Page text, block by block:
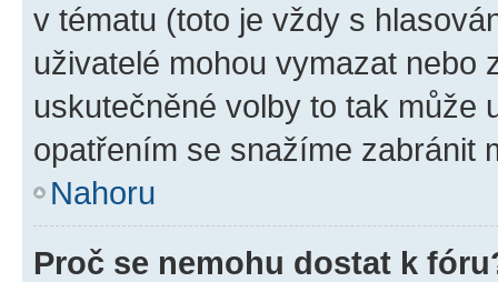
v tématu (toto je vždy s
uživatelé mohou vymazat nebo
uskutečněné volby to tak může
opatřením se snažíme zabránit
Nahoru
Proč se nemohu dostat k